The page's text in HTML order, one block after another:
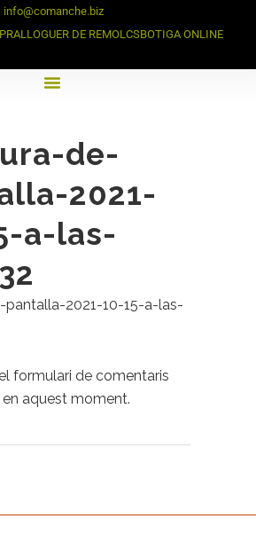
info@comanche.biz
LLOGUER DE REMOLCSBOTIGA ONLINE
de-
2021-
a-las-
pantalla-2021-10-15-a-las-
formulari de comentaris
aquest moment.